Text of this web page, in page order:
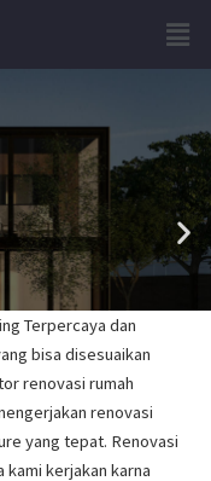
Terpercaya dan
bisa disesuaikan
renovasi rumah
renovasi
yang tepat. Renovasi
kami kerjakan karna